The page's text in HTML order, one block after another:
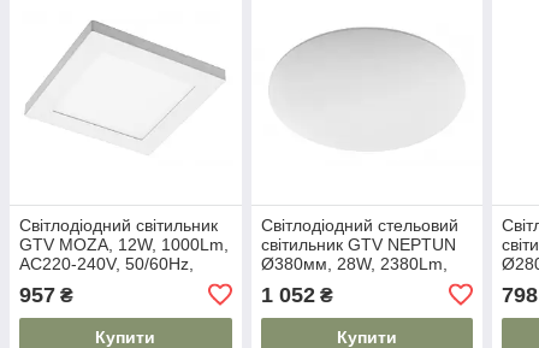
Світлодіодний світильник
GTV MOZA, 12W, 1000Lm,
AC220-240V, 50/60Hz,
PF>0,5, RA≥80, IP40, 120°,
4000K, квадратний, білий
957 ₴
Купити
Світлодіодний стельовий
світильник GTV NEPTUN
Ø380мм, 28W, 2380Lm,
4000K, AC220-240V, IP54,
білий
1 052₴
Купити
798